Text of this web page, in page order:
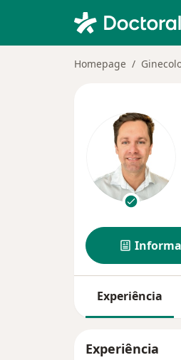
Homepage
Experiência
Experiência